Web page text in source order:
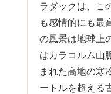
ラダックは、こ
も感情的にも最
の風景は地球上
はカラコルム山
まれた高地の寒
ートルを超える